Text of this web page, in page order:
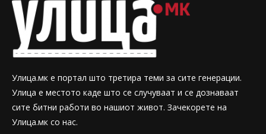
Улица.мк е портал што третира теми за сите генерации.
Улица е местото каде што се случуваат и се дознаваат
сите битни работи во нашиот живот. Зачекорете на
Улица.мк со нас.